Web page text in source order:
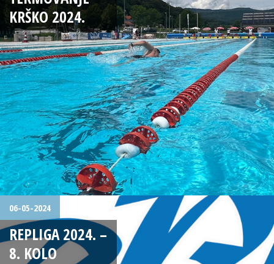
KRŠKO 2024.
06-05-2024
REPLIGA 2024. –
8. KOLO